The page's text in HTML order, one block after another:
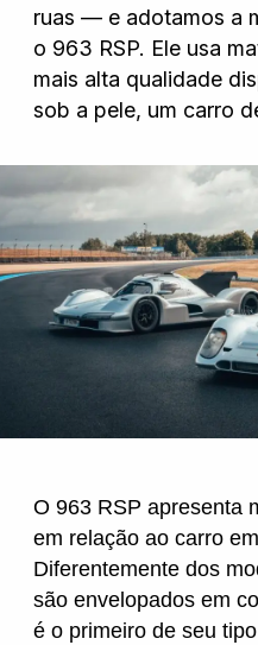
Wanshida
ruas — e adotamos a
o 963 RSP. Ele usa
mais alta qualidade
sob a pele, um carro
O 963 RSP apresenta
em relação ao carro
Diferentemente dos
são envelopados em
é o primeiro de seu